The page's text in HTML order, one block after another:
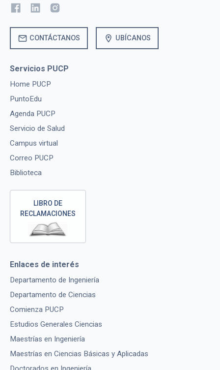
mail CONTÁCTANOS location_on UBÍCANOS
Servicios PUCP
Home PUCP
PuntoEdu
Agenda PUCP
Servicio de Salud
Campus virtual
Correo PUCP
Biblioteca
LIBRO DE
RECLAMACIONES
Enlaces de interés
Departamento de Ingeniería
Departamento de Ciencias
Comienza PUCP
Estudios Generales Ciencias
Maestrías en Ingeniería
Maestrías en Ciencias Básicas y Aplicadas